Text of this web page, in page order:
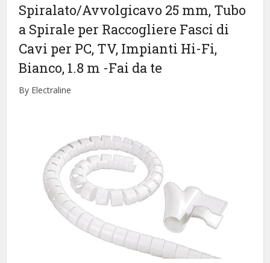
Spiralato/Avvolgicavo 25 mm, Tubo
a Spirale per Raccogliere Fasci di
Cavi per PC, TV, Impianti Hi-Fi,
Bianco, 1.8 m -Fai da te
By Electraline